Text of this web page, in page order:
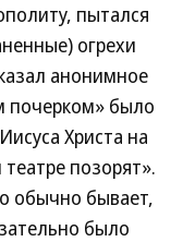
пытался
огрехи
анонимное
почерком» было
Христа на
позорят».
обычно бывает,
было